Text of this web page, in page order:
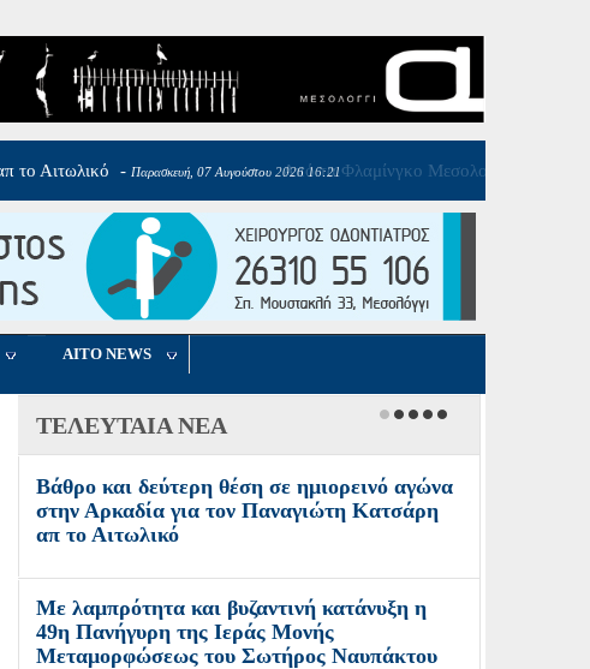
AITO NEWS
ΤΕΛΕΥΤΑΙΑ ΝΕΑ
Βάθρο και δεύτερη θέση σε ημιορεινό αγώνα
στην Αρκαδία για τον Παναγιώτη Κατσάρη
απ το Αιτωλικό
Με λαμπρότητα και βυζαντινή κατάνυξη η
49η Πανήγυρη της Ιεράς Μονής
Μεταμορφώσεως του Σωτήρος Ναυπάκτου